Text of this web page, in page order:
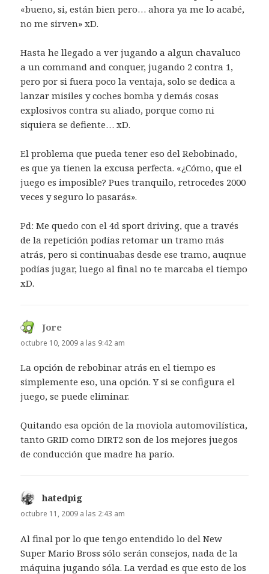
«bueno, si, están bien pero… ahora ya me lo acabé,
no me sirven» xD.
Hasta he llegado a ver jugando a algun chavaluco
a un command and conquer, jugando 2 contra 1,
pero por si fuera poco la ventaja, solo se dedica a
lanzar misiles y coches bomba y demás cosas
explosivos contra su aliado, porque como ni
siquiera se defiente… xD.
El problema que pueda tener eso del Rebobinado,
es que ya tienen la excusa perfecta. «¿Cómo, que el
juego es imposible? Pues tranquilo, retrocedes 2000
veces y seguro lo pasarás».
Pd: Me quedo con el 4d sport driving, que a través
de la repetición podías retomar un tramo más
atrás, pero si continuabas desde ese tramo, auqnue
podías jugar, luego al final no te marcaba el tiempo
xD.
Jore
octubre 10, 2009 a las 9:42 am
La opción de rebobinar atrás en el tiempo es
simplemente eso, una opción. Y si se configura el
juego, se puede eliminar.
Quitando esa opción de la moviola automovilística,
tanto GRID como DIRT2 son de los mejores juegos
de conducción que madre ha parío.
hatedpig
octubre 11, 2009 a las 2:43 am
Al final por lo que tengo entendido lo del New
Super Mario Bross sólo serán consejos, nada de la
máquina jugando sóla. La verdad es que esto de los